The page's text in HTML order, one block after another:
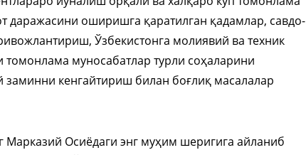
даражасини оширишга қаратилган қадамлар, савдо-
Ўзбекистонга молиявий ва техник
муносабатлар турли соҳаларини
заминни кенгайтириш билан боғлиқ масалалар
Марказий Осиёдаги энг муҳим шеригига айланиб